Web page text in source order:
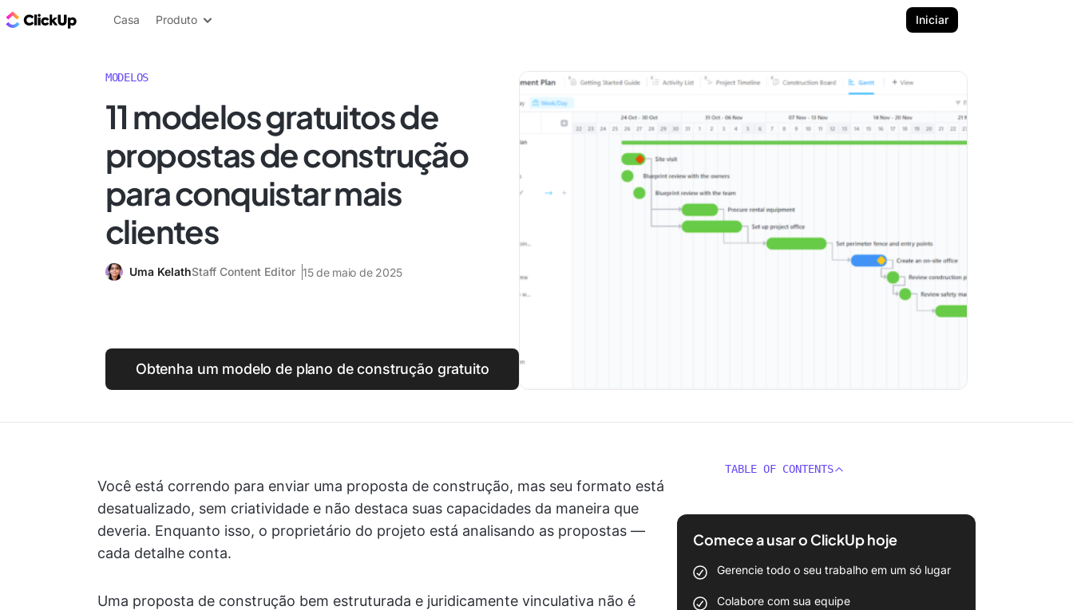
ClickUp Blogue
Casa Produto Iniciar
MODELOS
11 modelos gratuitos de
propostas de construção
para conquistar mais
clientes
Uma KelathStaff Content Editor 15 de maio de 2025
Obtenha um modelo de plano de construção gratuito
Você está correndo para enviar uma proposta de construção, mas seu formato está
desatualizado, sem criatividade e não destaca suas capacidades da maneira que
deveria. Enquanto isso, o proprietário do projeto está analisando as propostas —
cada detalhe conta.
Uma proposta de construção bem estruturada e juridicamente vinculativa não é
TABLE OF CONTENTS
Comece a usar o ClickUp hoje
Gerencie todo o seu trabalho em um só lugar
Colabore com sua equipe